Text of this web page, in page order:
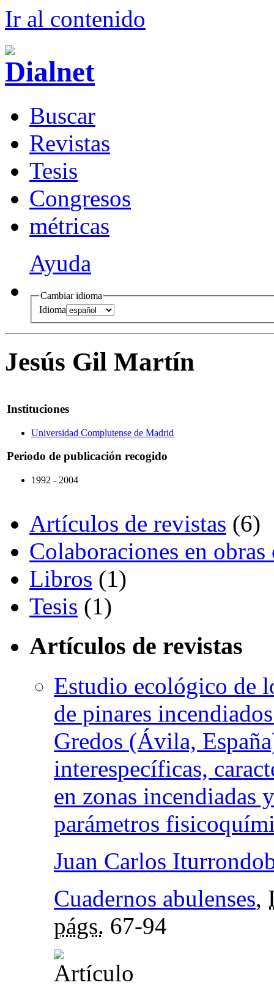
Ir al contenido
Buscar
Revistas
Tesis
Congresos
métricas
Ayuda
Cambiar idioma
Idioma
Jesús Gil Martín
Instituciones
Universidad Complutense de Madrid
Periodo de publicación recogido
1992 - 2004
Artículos de revistas (6)
Colaboraciones en
Libros (1)
Tesis (1)
Artículos de revistas
Estudio ecológico de
de pinares
Gredos (Ávila,
interespecíficas,
en zonas incendiadas
parámetros
Juan Carlos
Cuadernos abulenses,
págs. 67-94